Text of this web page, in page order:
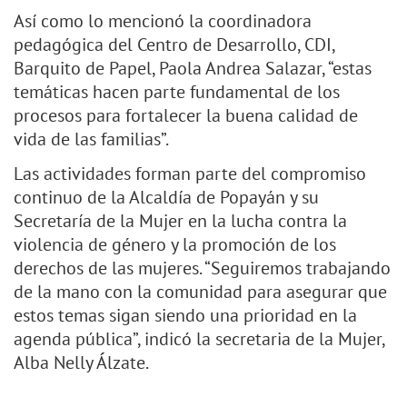
Así como lo mencionó la coordinadora
pedagógica del Centro de Desarrollo, CDI,
Barquito de Papel, Paola Andrea Salazar, “estas
temáticas hacen parte fundamental de los
procesos para fortalecer la buena calidad de
vida de las familias”.
Las actividades forman parte del compromiso
continuo de la Alcaldía de Popayán y su
Secretaría de la Mujer en la lucha contra la
violencia de género y la promoción de los
derechos de las mujeres. “Seguiremos trabajando
de la mano con la comunidad para asegurar que
estos temas sigan siendo una prioridad en la
agenda pública”, indicó la secretaria de la Mujer,
Alba Nelly Álzate.